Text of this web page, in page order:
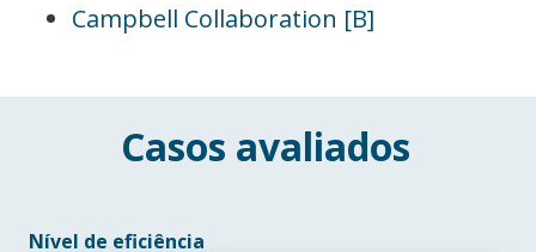
Campbell Collaboration [B]
Casos avaliados
Nível de eficiência